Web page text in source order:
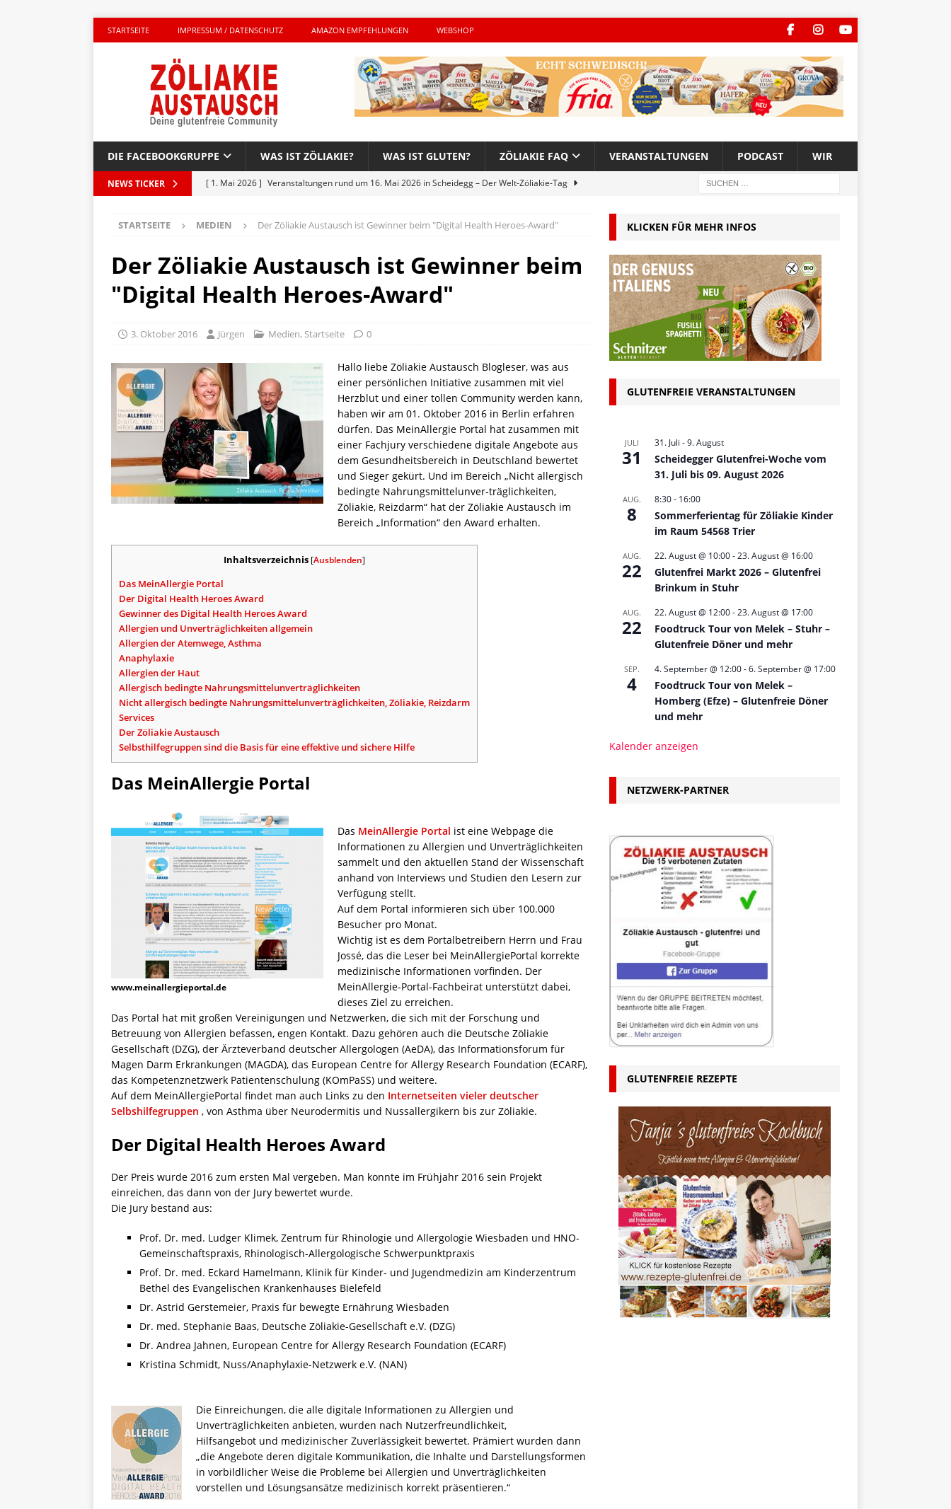
STARTSEITE IMPRESSUM / DATENSCHUTZ AMAZON EMPFEHLUNGEN WEBSHOP
DIE FACEBOOKGRUPPE WAS IST ZÖLIAKIE? WAS IST GLUTEN? ZÖLIAKIE FAQ VERANSTALTUNGEN PODCAST WIR
NEWS TICKER [ 1. Mai 2026 ] Veranstaltungen rund um 16. Mai 2026 in Scheidegg – Der Welt-Zöliakie-Tag
[ 27. April 2026 ] Komplett glutenfreie Woche bei Hans im Glück – Es geht auch 2026 weiter!
AKTIONEN
PRODUKTTEST
[ 5. April 2026 ]
[ 15. Mai 2026 ] Katha backt glutenfrei – Das Familienbackbuch für Groß und Klein
ALLGEMEIN
STARTSEITE MEDIEN Der Zöliakie Austausch ist Gewinner beim "Digital Health Heroes-Award"
Der Zöliakie Austausch ist Gewinner beim
"Digital Health Heroes-Award"
3. Oktober 2016 Jürgen Medien, Startseite 0
Hallo liebe Zöliakie Austausch Blogleser, was aus
einer persönlichen Initiative zusammen mit viel
Herzblut und einer tollen Community werden kann,
haben wir am 01. Oktober 2016 in Berlin erfahren
dürfen. Das MeinAllergie Portal hat zusammen mit
einer Fachjury verschiedene digitale Angebote aus
dem Gesundheitsbereich in Deutschland bewertet
und Sieger gekürt. Und im Bereich „Nicht allergisch
bedingte Nahrungsmittelunver-träglichkeiten,
Zöliakie, Reizdarm“ hat der Zöliakie Austausch im
Bereich „Information“ den Award erhalten.
Inhaltsverzeichnis [Ausblenden]
Das MeinAllergie Portal
Der Digital Health Heroes Award
Gewinner des Digital Health Heroes Award
Allergien und Unverträglichkeiten allgemein
Allergien der Atemwege, Asthma
Anaphylaxie
Allergien der Haut
Allergisch bedingte Nahrungsmittelunverträglichkeiten
Nicht allergisch bedingte Nahrungsmittelunverträglichkeiten, Zöliakie, Reizdarm
Services
Der Zöliakie Austausch
Selbsthilfegruppen sind die Basis für eine effektive und sichere Hilfe
Das MeinAllergie Portal
www.meinallergieportal.de
Das MeinAllergie Portal ist eine Webpage die
Informationen zu Allergien und Unverträglichkeiten
sammelt und den aktuellen Stand der Wissenschaft
anhand von Interviews und Studien den Lesern zur
Verfügung stellt.
Auf dem Portal informieren sich über 100.000
Besucher pro Monat.
Wichtig ist es dem Portalbetreibern Herrn und Frau
Jossé, das die Leser bei MeinAllergiePortal korrekte
medizinische Informationen vorfinden. Der
MeinAllergie-Portal-Fachbeirat unterstützt dabei,
dieses Ziel zu erreichen.
Das Portal hat mit großen Vereinigungen und Netzwerken, die sich mit der Forschung und
Betreuung von Allergien befassen, engen Kontakt. Dazu gehören auch die Deutsche Zöliakie
Gesellschaft (DZG), der Ärzteverband deutscher Allergologen (AeDA), das Informationsforum für
Magen Darm Erkrankungen (MAGDA), das European Centre for Allergy Research Foundation (ECARF),
das Kompetenznetzwerk Patientenschulung (KOmPaSS) und weitere.
Auf dem MeinAllergiePortal findet man auch Links zu den Internetseiten vieler deutscher
Selbshilfegruppen , von Asthma über Neurodermitis und Nussallergikern bis zur Zöliakie.
Der Digital Health Heroes Award
Der Preis wurde 2016 zum ersten Mal vergeben. Man konnte im Frühjahr 2016 sein Projekt
einreichen, das dann von der Jury bewertet wurde.
Die Jury bestand aus:
Prof. Dr. med. Ludger Klimek, Zentrum für Rhinologie und Allergologie Wiesbaden und HNO-
Gemeinschaftspraxis, Rhinologisch-Allergologische Schwerpunktpraxis
Prof. Dr. med. Eckard Hamelmann, Klinik für Kinder- und Jugendmedizin am Kinderzentrum
Bethel des Evangelischen Krankenhauses Bielefeld
Dr. Astrid Gerstemeier, Praxis für bewegte Ernährung Wiesbaden
Dr. med. Stephanie Baas, Deutsche Zöliakie-Gesellschaft e.V. (DZG)
Dr. Andrea Jahnen, European Centre for Allergy Research Foundation (ECARF)
Kristina Schmidt, Nuss/Anaphylaxie-Netzwerk e.V. (NAN)
Die Einreichungen, die alle digitale Informationen zu Allergien und
Unverträglichkeiten anbieten, wurden nach Nutzerfreundlichkeit,
Hilfsangebot und medizinischer Zuverlässigkeit bewertet. Prämiert wurden dann
„die Angebote deren digitale Kommunikation, die Inhalte und Darstellungsformen
in vorbildlicher Weise die Probleme bei Allergien und Unverträglichkeiten
vorstellen und Lösungsansätze medizinisch korrekt präsentieren.“
KLICKEN FÜR MEHR INFOS
GLUTENFREIE VERANSTALTUNGEN
JULI
31
31. Juli -9. August
Scheidegger Glutenfrei-Woche vom
31. Juli bis 09. August 2026
AUG.
8
8:30- 16:00
Sommerferientag für Zöliakie Kinder
im Raum 54568 Trier
AUG.
22
22. August @ 10:00-23. August @ 16:00
Glutenfrei Markt 2026 – Glutenfrei
Brinkum in Stuhr
AUG.
22
22. August @ 12:00-23. August @ 17:00
Foodtruck Tour von Melek – Stuhr –
Glutenfreie Döner und mehr
SEP.
4
4. September @ 12:00-6. September @ 17:00
Foodtruck Tour von Melek –
Homberg (Efze) – Glutenfreie Döner
und mehr
Kalender anzeigen
NETZWERK-PARTNER
GLUTENFREIE REZEPTE